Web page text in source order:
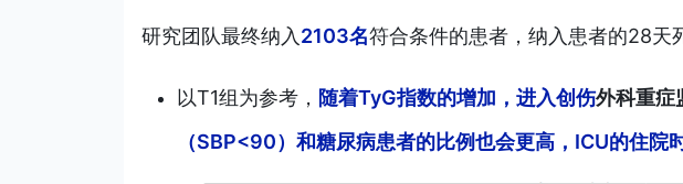
研究团队最终纳入 2103名符合条件的患者，纳入患者的28天
以T1组为参考， 随着TyG指数的增加，进入创伤外科重症
（SBP<90）和糖尿病患者的比例也会更高，ICU的住院